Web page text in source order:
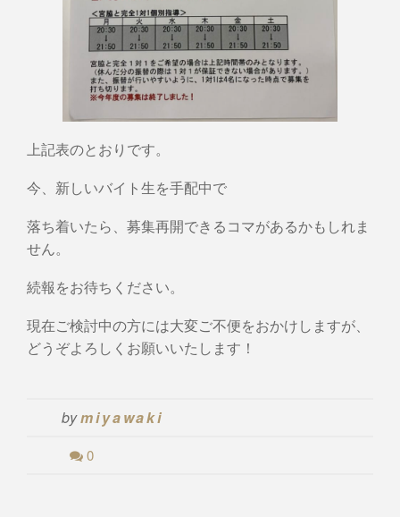
上記表のとおりです。
今、新しいバイト生を手配中で
落ち着いたら、募集再開できるコマがあるかもしれま
せん。
続報をお待ちください。
現在ご検討中の方には大変ご不便をおかけしますが、
どうぞよろしくお願いいたします！
bymiyawaki
0